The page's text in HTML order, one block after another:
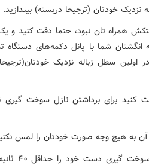
همراه تان نبود، حتما دقت کنید و
انگشتان شما با پانل دکمه‌های دستگاه
سطل زباله نزدیک
کنید برای برداشتن نازل سوخت گیری
۱۴) در اولین فرصت